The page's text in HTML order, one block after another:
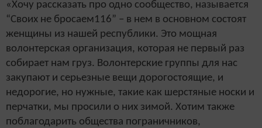
«Хочу рассказать про одно сообщество, называется
“Своих не бросаем116” – в нем в основном состоят
женщины из нашей республики. Это мощная
волонтерская организация, которая не первый раз
собирает нам груз. Волонтерские группы для нас
закупают и серьезные вещи дорогостоящие, и
недорогие, но нужные, такие как шерстяные носки и
перчатки, мы просили о них зимой. Хотим также
поблагодарить общества пограничников,